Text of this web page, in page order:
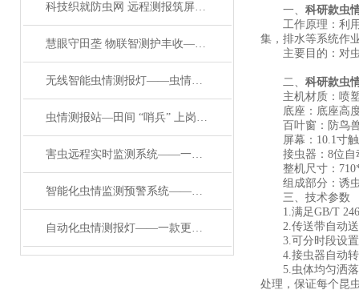
科技织就防虫网 远程测报筑屏障——远程虫情测报分析系统破解植保监测难题
慧眼守田垄 物联智测护丰收——物联网虫情信息自动测报灯的农业革新
无线智能虫情测报灯——虫情识别 “火眼金睛”：智能系统的辨虫秘籍
虫情测报站—田间 “哨兵” 上岗：智能化虫情预警系统的实战案例解析
害虫远程实时监测系统——一款自动清扫的自动识别虫情测报灯#2024已更新
智能化虫情监测预警系统——一款竖起大拇指的害虫性诱测报系统#2024已更新
自动化虫情测报灯——一款更上一层楼的可视化虫情测报灯2024顺丰包邮
一、 科研款虫
工作原理：利用
集，排水等系统作
主要目的：对虫
二、 科研款虫
主机材质：喷
底座：底座高度
百叶窗：防鸟
屏幕：10.1寸
接虫器：8位自
整机尺寸：
组成部分：诱虫
三、技术参数
1.满足GB/T
2.传送带自动送
3.可分时段设置
4.接虫器自动转
5.虫体均匀洒落
处理，保证每个昆